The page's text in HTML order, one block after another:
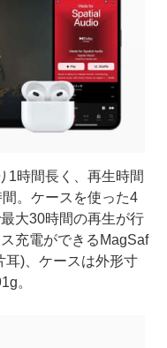
1時間長く、再生時間
。ケースを使った4
大30時間の再生が行
充電ができるMagSaf
耳)、ケースは外形寸
。